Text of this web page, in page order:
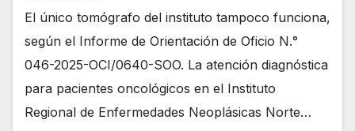
El único tomógrafo del instituto tampoco funciona,
según el Informe de Orientación de Oficio N.°
046-2025-OCI/0640-SOO. La atención diagnóstica
para pacientes oncológicos en el Instituto
Regional de Enfermedades Neoplásicas Norte…